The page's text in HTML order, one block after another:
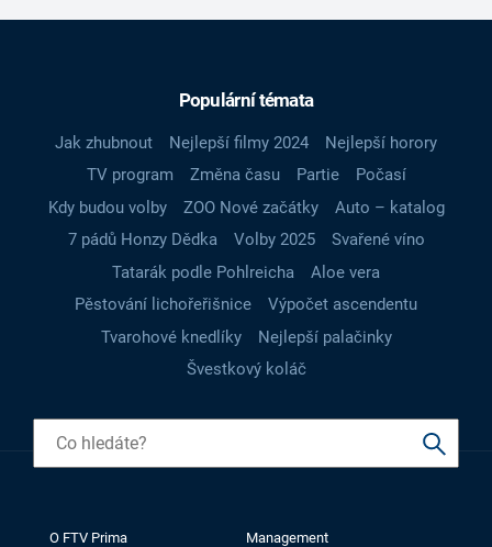
Populární témata
Jak zhubnout Nejlepší filmy 2024
Nejlepší horory
TV program
Změna času Partie
Počasí
Kdy budou volby
ZOO Nové začátky
Auto – katalog
7 pádů Honzy Dědka
Volby 2025
Svařené víno
Tatarák podle Pohlreicha
Aloe vera
Pěstování lichořeřišnice
Výpočet ascendentu
Tvarohové knedlíky
Nejlepší palačinky
Švestkový koláč
O FTV Prima Management